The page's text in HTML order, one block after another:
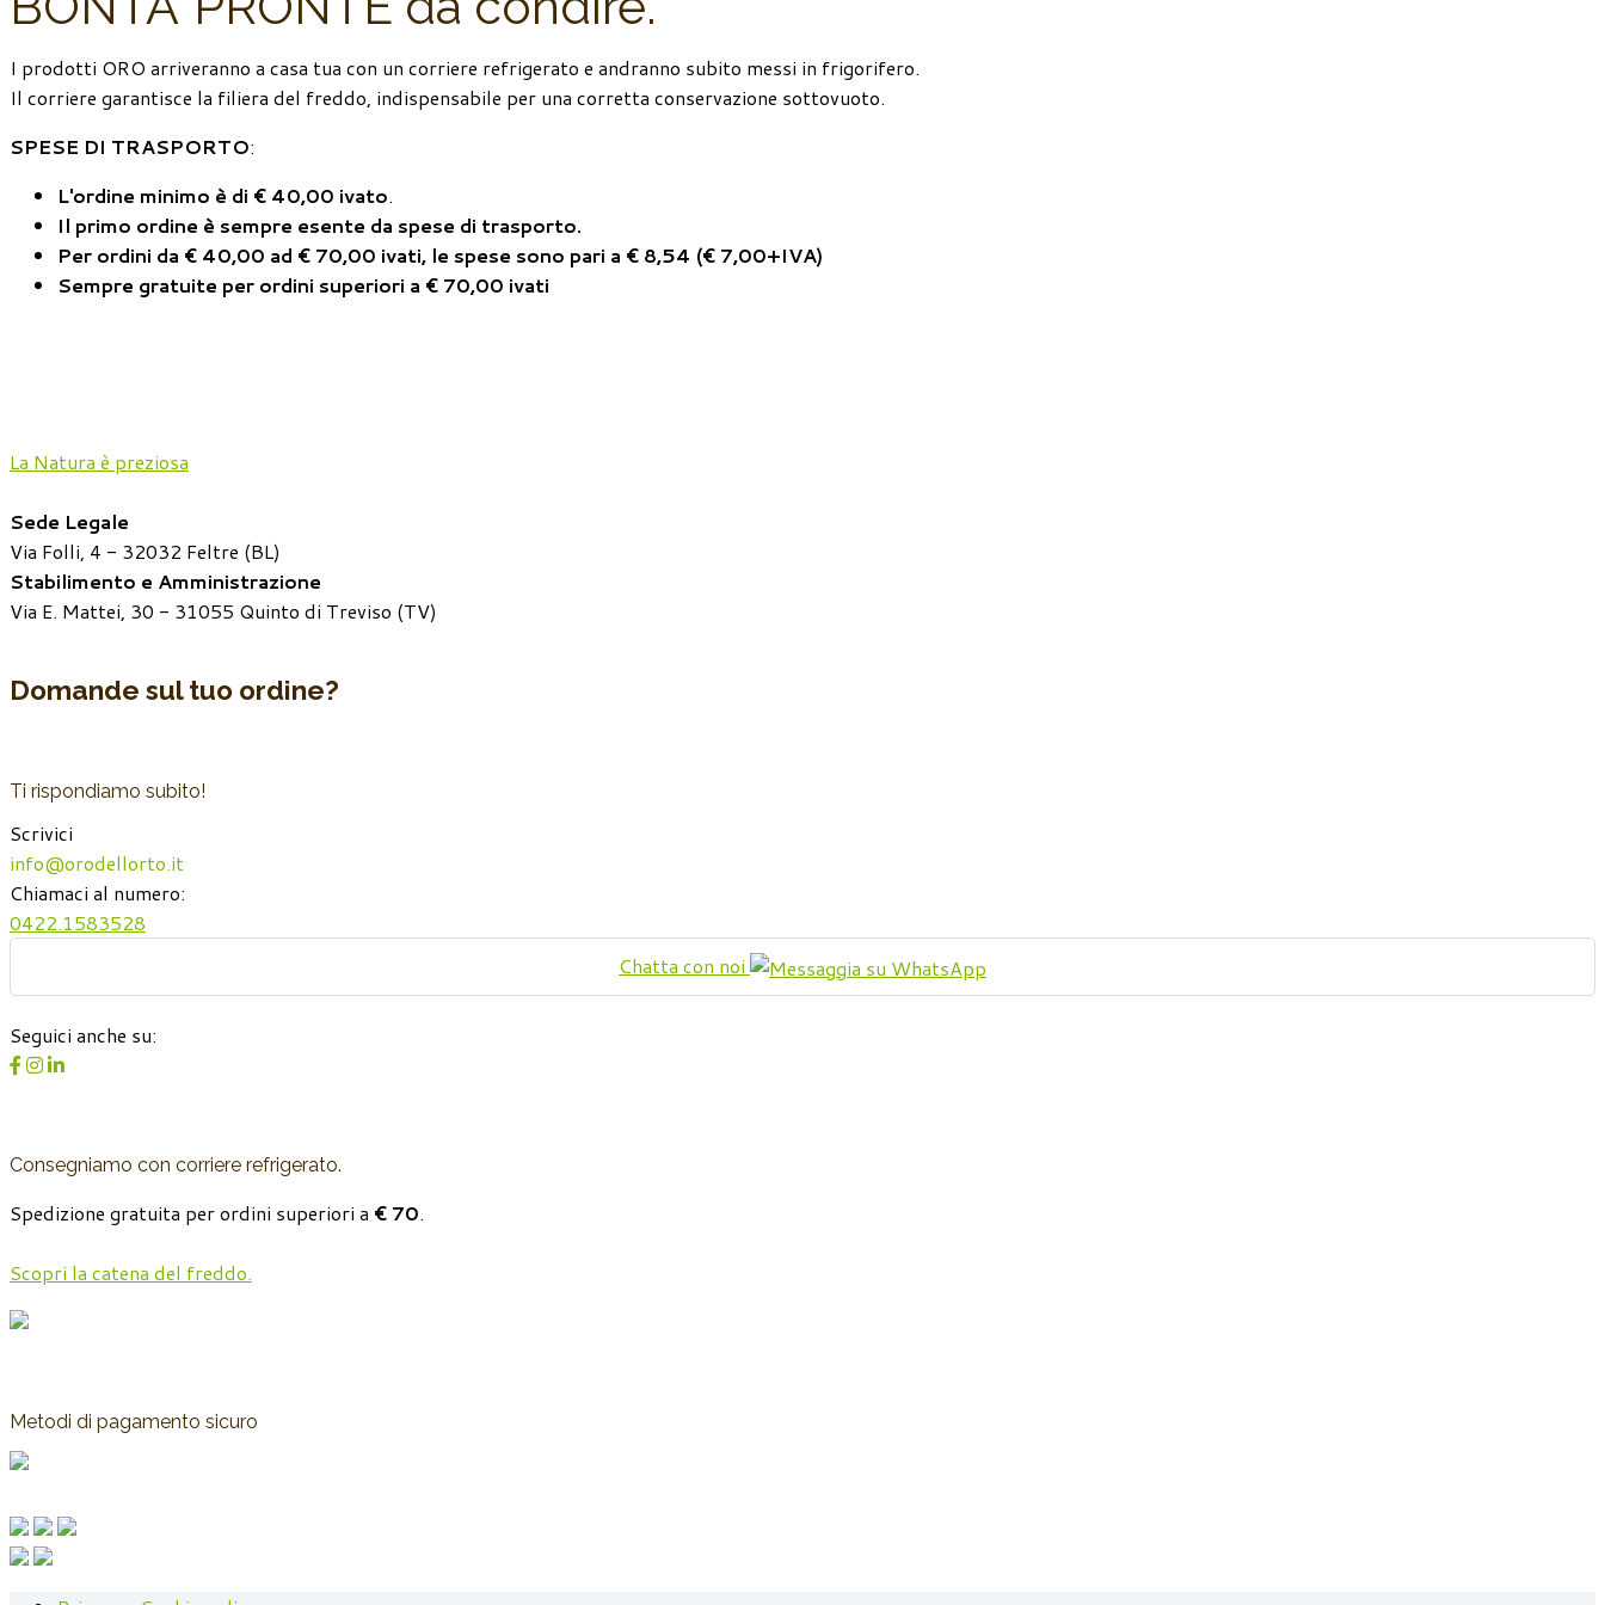
I prodotti ORO arriveranno a casa tua con un corriere refrigerato e andranno subito messi in frigorifero.
Il corriere garantisce la filiera del freddo, indispensabile per una corretta conservazione sottovuoto.
SPESE DI TRASPORTO:
L'ordine minimo è di € 40,00 ivato.
Il primo ordine è sempre esente da spese di trasporto.
Per ordini da € 40,00 ad € 70,00 ivati, le spese sono pari a € 8,54 (€ 7,00+IVA)
Sempre gratuite per ordini superiori a € 70,00 ivati
La Natura è preziosa
Sede Legale
Via Folli, 4 - 32032 Feltre (BL)
Stabilimento e Amministrazione
Via E. Mattei, 30 - 31055 Quinto di Treviso (TV)
Domande sul tuo ordine?
Ti rispondiamo subito!
Scrivici
info@orodellorto.it
Chiamaci al numero:
0422.1583528
Chatta con noi
Seguici anche su:
Consegniamo con corriere refrigerato.
Spedizione gratuita per ordini superiori a € 70.
Scopri la catena del freddo.
Metodi di pagamento sicuro